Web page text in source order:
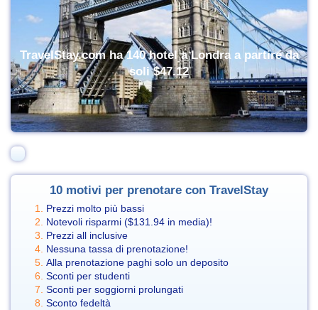
TravelStay.com ha 140 hotel a Londra a partire da
soli$47.12
10 motivi per prenotare con TravelStay
Prezzi molto più bassi
Notevoli risparmi ($131.94 in media)!
Prezzi all inclusive
Nessuna tassa di prenotazione!
Alla prenotazione paghi solo un deposito
Sconti per studenti
Sconti per soggiorni prolungati
Sconto fedeltà